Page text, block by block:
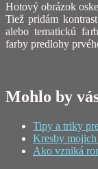
Hotový obrázok
Tiež pridám
alebo tematickú
farby predlohy
Mohlo by
Tipy a triky
Kresby mojich
Ako vzniká